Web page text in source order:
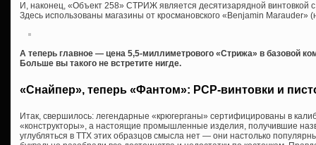
И, наконец, «Объект 258» СТРИЖ является десятизарядной винтовкой
Здесь использованы магазины от кросмановского «Benjamin Marauder»
А теперь главное — цена 5,5-миллиметрового «Стрижа» в базовой
Больше вы такого не встретите нигде.
«Снайпер», теперь «Фантом»: PCP-винтовки и
Итак, свершилось: легендарные «крюгерганы» сертифицированы в
«конструкторы», а настоящие промышленные изделия, получившие
углубляться в ТТХ этих образцов смысла нет — они настолько